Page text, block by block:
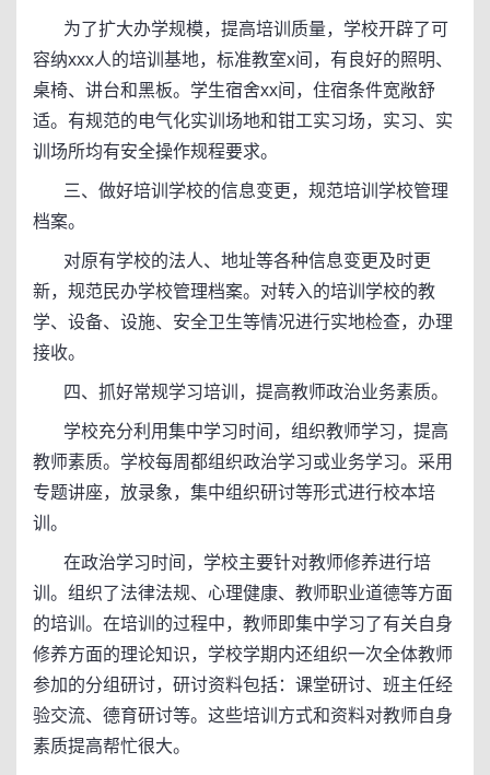
为了扩大办学规模，提高培训质量，学校开辟了可
容纳xxx人的培训基地，标准教室x间，有良好的照明、
桌椅、讲台和黑板。学生宿舍xx间，住宿条件宽敞舒
适。有规范的电气化实训场地和钳工实习场，实习、实
训场所均有安全操作规程要求。
三、做好培训学校的信息变更，规范培训学校管理
档案。
对原有学校的法人、地址等各种信息变更及时更
新，规范民办学校管理档案。对转入的培训学校的教
学、设备、设施、安全卫生等情况进行实地检查，办理
接收。
四、抓好常规学习培训，提高教师政治业务素质。
学校充分利用集中学习时间，组织教师学习，提高
教师素质。学校每周都组织政治学习或业务学习。采用
专题讲座，放录象，集中组织研讨等形式进行校本培
训。
在政治学习时间，学校主要针对教师修养进行培
训。组织了法律法规、心理健康、教师职业道德等方面
的培训。在培训的过程中，教师即集中学习了有关自身
修养方面的理论知识，学校学期内还组织一次全体教师
参加的分组研讨，研讨资料包括：课堂研讨、班主任经
验交流、德育研讨等。这些培训方式和资料对教师自身
素质提高帮忙很大。